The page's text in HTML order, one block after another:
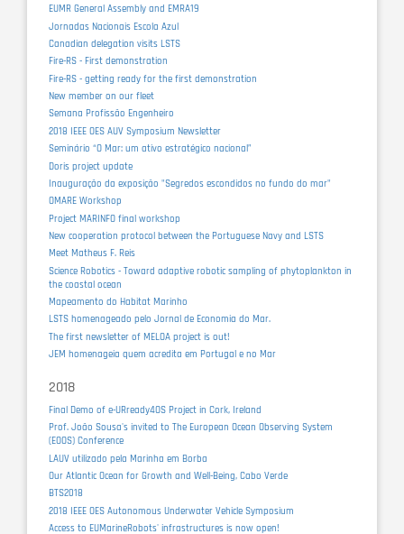
EUMR General Assembly and EMRA19
Jornadas Nacionais Escola Azul
Canadian delegation visits LSTS
Fire-RS - First demonstration
Fire-RS - getting ready for the first demonstration
New member on our fleet
Semana Profissão Engenheiro
2018 IEEE OES AUV Symposium Newsletter
Seminário “O Mar: um ativo estratégico nacional”
Doris project update
Inauguração da exposição "Segredos escondidos no fundo do mar"
OMARE Workshop
Project MARINFO final workshop
New cooperation protocol between the Portuguese Navy and LSTS
Meet Matheus F. Reis
Science Robotics - Toward adaptive robotic sampling of phytoplankton in
the coastal ocean
Mapeamento do Habitat Marinho
LSTS homenageado pelo Jornal de Economia do Mar.
The first newsletter of MELOA project is out!
JEM homenageia quem acredita em Portugal e no Mar
2018
Final Demo of e-URready4OS Project in Cork, Ireland
Prof. João Sousa's invited to The European Ocean Observing System
(EOOS) Conference
LAUV utilizado pela Marinha em Borba
Our Atlantic Ocean for Growth and Well-Being, Cabo Verde
BTS2018
2018 IEEE OES Autonomous Underwater Vehicle Symposium
Access to EUMarineRobots' infrastructures is now open!